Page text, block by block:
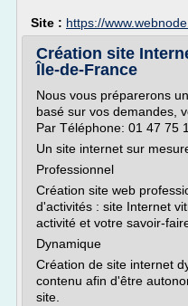
Site : https://
Création site
Île-de-France
Nous vous préparerons
basé sur vos demandes,
Par Téléphone: 01 47 75
Un site internet sur
Professionnel
Création site web
d'activités : site Internet
activité et votre savoir-
Dynamique
Création de site internet
contenu afin d'être
site.